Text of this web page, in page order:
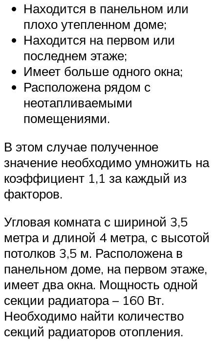
Находится в панельном или
плохо утепленном доме;
Находится на первом или
последнем этаже;
Имеет больше одного окна;
Расположена рядом с
неотапливаемыми
помещениями.
В этом случае полученное
значение необходимо умножить на
коэффициент 1,1 за каждый из
факторов.
Угловая комната с шириной 3,5
метра и длиной 4 метра, с высотой
потолков 3,5 м. Расположена в
панельном доме, на первом этаже,
имеет два окна. Мощность одной
секции радиатора – 160 Вт.
Необходимо найти количество
секций радиаторов отопления.